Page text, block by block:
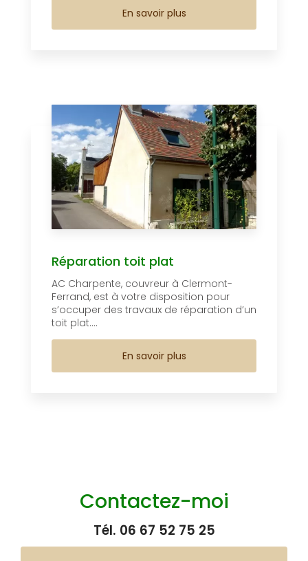
En savoir plus
Réparation toit plat
AC Charpente, couvreur à Clermont-
Ferrand, est à votre disposition pour
s’occuper des travaux de réparation d’un
toit plat....
En savoir plus
Contactez-moi
Tél. 06 67 52 75 25